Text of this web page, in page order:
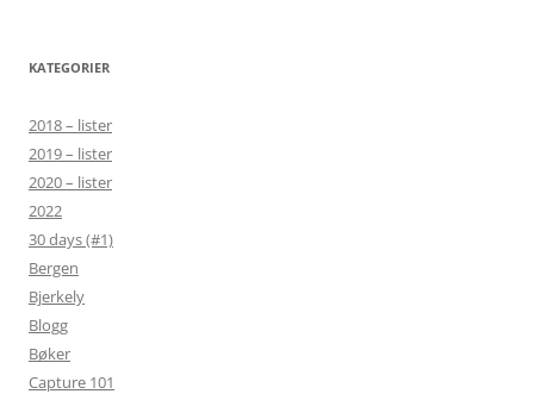
KATEGORIER
2018 – lister
2019 – lister
2020 – lister
2022
30 days (#1)
Bergen
Bjerkely
Blogg
Bøker
Capture 101